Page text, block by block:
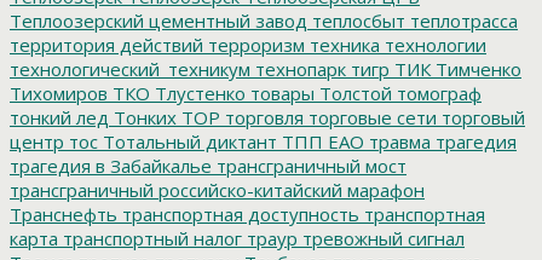
Теплоозерский цементный завод теплосбыт теплотрасса
территория действий терроризм техника технологии
технологический_техникум технопарк тигр ТИК Тимченко
Тихомиров ТКО Тлустенко товары Толстой томограф
тонкий лед Тонких ТОР торговля торговые сети торговый
центр тос Тотальный диктант ТПП ЕАО травма трагедия
трагедия в Забайкалье трансграничный мост
трансграничный российско-китайский марафон
Транснефть транспортная доступность транспортная
карта транспортный налог траур тревожный сигнал